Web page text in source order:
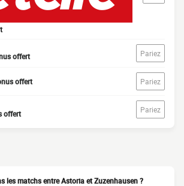
offert Pariez
offert Pariez
offert Pariez
les matchs entre Astoria et Zuzenhausen ?